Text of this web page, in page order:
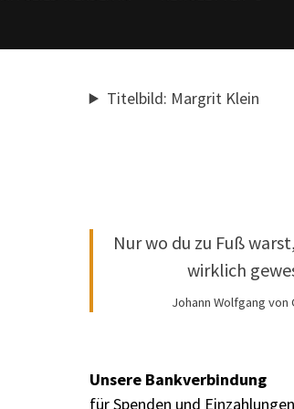
Titelbild: Margrit Klein
Nur wo du zu Fuß
wirklich
Johann Wolfgang von
Unsere Bankverbindung
für Spenden und Einzahlungen